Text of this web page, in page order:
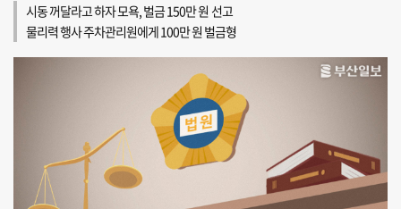
시동 꺼달라고 하자 모욕, 벌금 150만 원 선고
물리력 행사 주차관리원에게 100만 원 벌금형